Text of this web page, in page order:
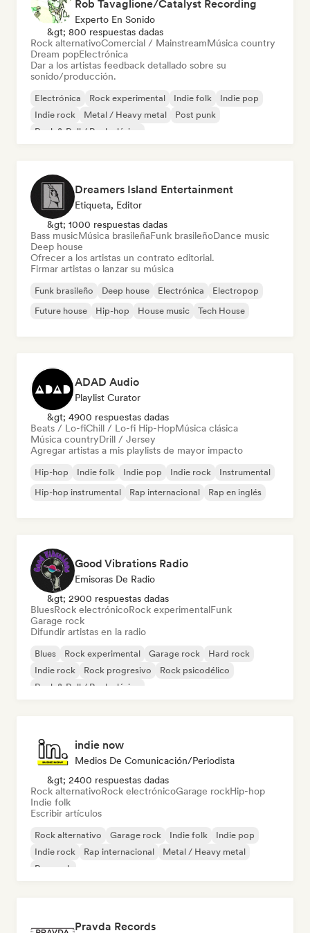
Rob Tavaglione/Catalyst Recording
Experto En Sonido
&gt; 800 respuestas dadas
Rock alternativoComercial / MainstreamMúsica country
Dream popElectrónica
Dar a los artistas feedback detallado sobre su
sonido/producción.
Electrónica Rock experimental Indie folk
Indie pop
Indie rock
Metal / Heavy metal
Post punk
Rock & Roll / Rock clásico
Dreamers Island Entertainment
Etiqueta, Editor
&gt; 1000 respuestas dadas
Bass musicMúsica brasileñaFunk brasileñoDance music
Deep house
Ofrecer a los artistas un contrato editorial.
Firmar artistas o lanzar su música
Funk brasileño Deep house Electrónica
Electropop
Future house
Hip-hop House music Tech House
ADAD Audio
Playlist Curator
&gt; 4900 respuestas dadas
Beats / Lo-fiChill / Lo-fi Hip-HopMúsica clásica
Música countryDrill / Jersey
Agregar artistas a mis playlists de mayor impacto
Hip-hop Indie folk Indie pop Indie rock
Instrumental
Hip-hop instrumental
Rap internacional Rap en inglés
Good Vibrations Radio
Emisoras De Radio
&gt; 2900 respuestas dadas
BluesRock electrónicoRock experimentalFunk
Garage rock
Difundir artistas en la radio
Blues Rock experimental Garage rock
Hard rock
Indie rock
Rock progresivo
Rock psicodélico
Rock & Roll / Rock clásico
indie now
Medios De Comunicación/Periodista
&gt; 2400 respuestas dadas
Rock alternativoRock electrónicoGarage rockHip-hop
Indie folk
Escribir artículos
Rock alternativo Garage rock Indie folk
Indie pop
Indie rock
Rap internacional
Metal / Heavy metal
Pop rock
Pravda Records